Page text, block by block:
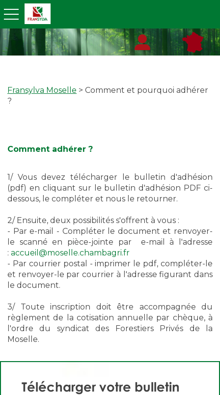
toggle navigation
Fransylva Moselle > Comment et pourquoi adhérer
?
Comment adhérer ?
1/ Vous devez télécharger le bulletin d'adhésion
(pdf) en cliquant sur le bulletin d'adhésion PDF ci-
dessous, le compléter et nous le retourner.
2/ Ensuite, deux possibilités s'offrent à vous :
- Par e-mail - Compléter le document et renvoyer-
le scanné en pièce-jointe par e-mail à l'adresse
: accueil@moselle.chambagri.fr
- Par courrier postal - imprimer le pdf, compléter-le
et renvoyer-le par courrier à l'adresse figurant dans
le document.
3/ Toute inscription doit être accompagnée du
règlement de la cotisation annuelle par chèque, à
l'ordre du syndicat des Forestiers Privés de la
Moselle.
Télécharger votre bulletin